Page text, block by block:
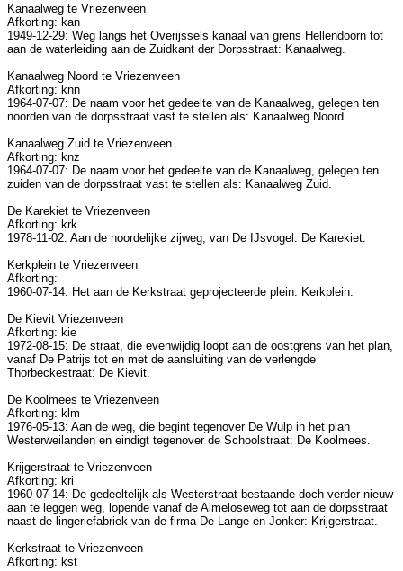
Kanaalweg te Vriezenveen
Afkorting: kan
1949-12-29: Weg langs het Overijssels kanaal van grens Hellendoorn tot
aan de waterleiding aan de Zuidkant der Dorpsstraat: Kanaalweg.
Kanaalweg Noord te Vriezenveen
Afkorting: knn
1964-07-07: De naam voor het gedeelte van de Kanaalweg, gelegen ten
noorden van de dorpsstraat vast te stellen als: Kanaalweg Noord.
Kanaalweg Zuid te Vriezenveen
Afkorting: knz
1964-07-07: De naam voor het gedeelte van de Kanaalweg, gelegen ten
zuiden van de dorpsstraat vast te stellen als: Kanaalweg Zuid.
De Karekiet te Vriezenveen
Afkorting: krk
1978-11-02: Aan de noordelijke zijweg, van De IJsvogel: De Karekiet.
Kerkplein te Vriezenveen
Afkorting:
1960-07-14: Het aan de Kerkstraat geprojecteerde plein: Kerkplein.
De Kievit Vriezenveen
Afkorting: kie
1972-08-15: De straat, die evenwijdig loopt aan de oostgrens van het plan,
vanaf De Patrijs tot en met de aansluiting van de verlengde
Thorbeckestraat: De Kievit.
De Koolmees te Vriezenveen
Afkorting: klm
1976-05-13: Aan de weg, die begint tegenover De Wulp in het plan
Westerweilanden en eindigt tegenover de Schoolstraat: De Koolmees.
Krijgerstraat te Vriezenveen
Afkorting: kri
1960-07-14: De gedeeltelijk als Westerstraat bestaande doch verder nieuw
aan te leggen weg, lopende vanaf de Almeloseweg tot aan de dorpsstraat
naast de lingeriefabriek van de firma De Lange en Jonker: Krijgerstraat.
Kerkstraat te Vriezenveen
Afkorting: kst